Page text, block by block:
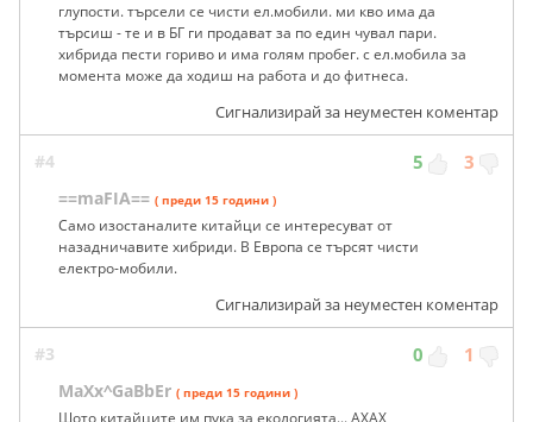
глупости. търсели се чисти ел.мобили. ми кво има да
търсиш - те и в БГ ги продават за по един чувал пари.
хибрида пести гориво и има голям пробег. с ел.мобила за
момента може да ходиш на работа и до фитнеса.
Сигнализирай за неуместен коментар
#4 5 3
==maFIA== ( преди 15 години )
Само изостаналите китайци се интересуват от
назадничавите хибриди. В Европа се търсят чисти
електро-мобили.
Сигнализирай за неуместен коментар
#3 0 1
MaXx^GaBbEr ( преди 15 години )